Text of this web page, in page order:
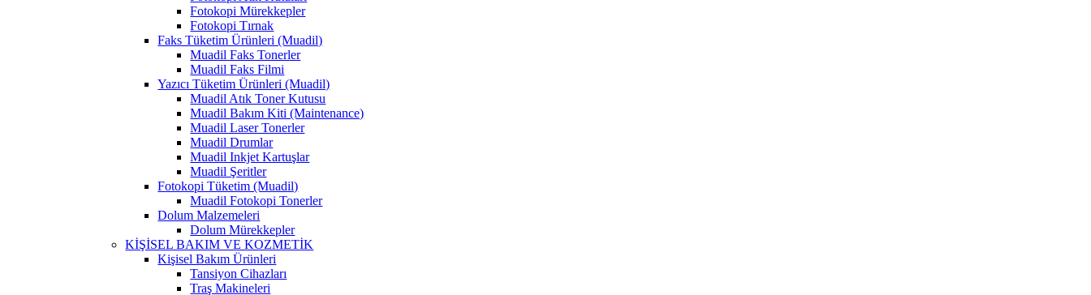
Fotokopi Mürekkepler
Fotokopi Tırnak
Faks Tüketim Ürünleri (Muadil)
Muadil Faks Tonerler
Muadil Faks Filmi
Yazıcı Tüketim Ürünleri (Muadil)
Muadil Atık Toner Kutusu
Muadil Bakım Kiti (Maintenance)
Muadil Laser Tonerler
Muadil Drumlar
Muadil Inkjet Kartuşlar
Muadil Şeritler
Fotokopi Tüketim (Muadil)
Muadil Fotokopi Tonerler
Dolum Malzemeleri
Dolum Mürekkepler
KİŞİSEL BAKIM VE KOZMETİK
Kişisel Bakım Ürünleri
Tansiyon Cihazları
Traş Makineleri